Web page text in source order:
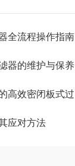
全流程操作指南
的维护与保养指南
效密闭板式过滤器
应对方法